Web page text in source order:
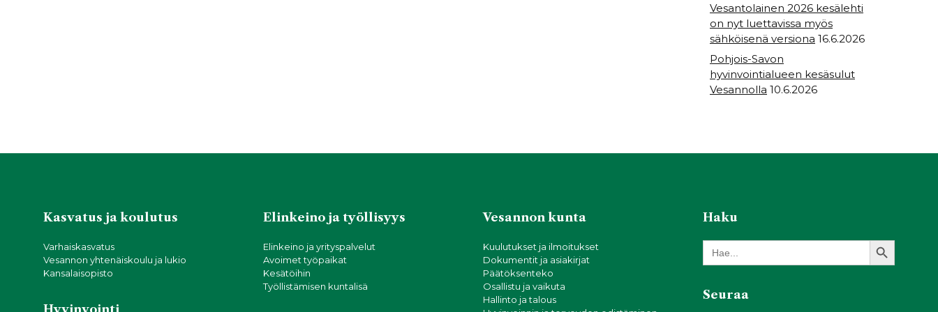
Vesantolainen 2026 kesälehti
on nyt luettavissa myös
sähköisenä versiona 16.6.2026
Pohjois-Savon
hyvinvointialueen kesäsulut
Vesannolla 10.6.2026
Kasvatus ja koulutus
Varhaiskasvatus
Vesannon yhtenäiskoulu ja lukio
Kansalaisopisto
Elinkeino ja työllisyys
Elinkeino ja yrityspalvelut
Avoimet työpaikat
Kesätöihin
Työllistämisen kuntalisä
Vesannon kunta
Kuulutukset ja ilmoitukset
Dokumentit ja asiakirjat
Päätöksenteko
Osallistu ja vaikuta
Hallinto ja talous
Haku
Search
for:
Search Button
Seuraa